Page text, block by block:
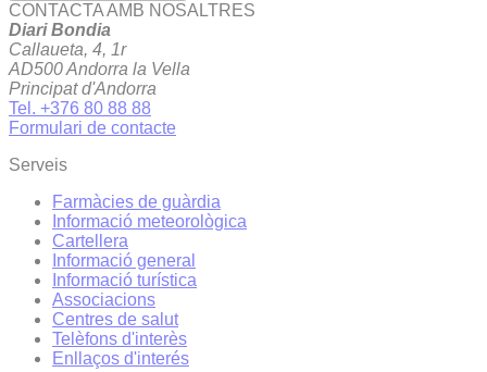
CONTACTA AMB NOSALTRES
Diari Bondia
Callaueta, 4, 1r
AD500 Andorra la Vella
Principat d'Andorra
Tel. +376 80 88 88
Formulari de contacte
Serveis
Farmàcies de guàrdia
Informació meteorològica
Cartellera
Informació general
Informació turística
Associacions
Centres de salut
Telèfons d'interès
Enllaços d'interés